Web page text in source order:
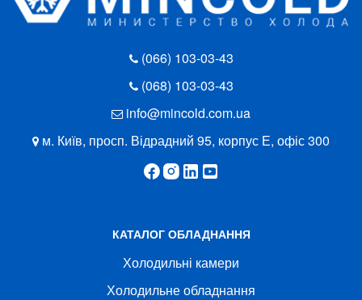
(066) 103-03-43
(068) 103-03-43
info@mincold.com.ua
м. Київ, просп. Відрадний 95, корпус Е, офіс 300
КАТАЛОГ ОБЛАДНАННЯ
Холодильні камери
Холодильне обладнання